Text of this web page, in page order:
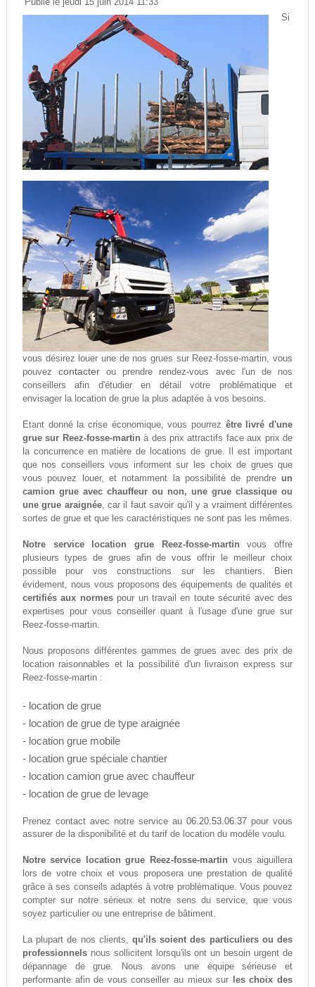
Publié le jeudi 15 juin 2014 11:33
Si
vous désirez louer une de nos grues sur Reez-fosse-martin, vous
pouvezcontacter ou prendre rendez-vous avec l'un de nos
conseillers afin d'étudier en détail votre problématique et
envisager la location de grue la plus adaptée à vos besoins.
Etant donné la crise économique, vous pourrez être livré d'une
grue sur Reez-fosse-martin à des prix attractifs face aux prix de
la concurrence en matière de locations de grue. Il est important
que nos conseillers vous informent sur les choix de grues que
vous pouvez louer, et notamment la possibilité de prendreun
camion grue avec chauffeur ou non, une grue classique ou
une grue araignée, car il faut savoir qu'il y a vraiment différentes
sortes de grue et que les caractéristiques ne sont pas les mêmes.
Notre service location grue Reez-fosse-martin vous offre
plusieurs types de grues afin de vous offrir le meilleur choix
possible pour vos constructions sur les chantiers. Bien
évidement, nous vous proposons des équipements de qualités et
certifiés aux normespour un travail en toute sécurité avec des
expertises pour vous conseiller quant à l'usage d'une grue sur
Reez-fosse-martin.
Nous proposons différentes gammes de grues avec des prix de
location raisonnables et la possibilité d'un livraison express sur
Reez-fosse-martin :
- location de grue
- location de grue de type araignée
- location grue mobile
- location grue spéciale chantier
- location camion grue avec chauffeur
- location de grue de levage
Prenez contact avec notre service au06.20.53.06.37 pour vous
assurer de la disponibilité et du tarif de location du modèle voulu.
Notre service location grue Reez-fosse-martin vous aiguillera
lors de votre choix et vous proposera une prestation de qualité
grâce à ses conseils adaptés à votre problématique. Vous pouvez
compter sur notre sérieux et notre sens du service, que vous
soyez particulier ou une entreprise de bâtiment.
La plupart de nos clients, qu'ils soient des particuliers ou des
professionnelsnous sollicitent lorsqu'ils ont un besoin urgent de
dépannage de grue. Nous avons une équipe sérieuse et
performante afin de vous conseiller au mieux sur
les choix des